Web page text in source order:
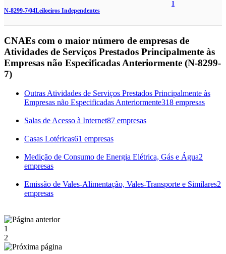
N-8299-7/04Leiloeiros Independentes
1
CNAEs com o maior número de empresas de
Atividades de Serviços Prestados Principalmente às
Empresas não Especificadas Anteriormente (N-8299-
7)
Outras Atividades de Serviços Prestados Principalmente às
Empresas não Especificadas Anteriormente318 empresas
Salas de Acesso à Internet87 empresas
Casas Lotéricas61 empresas
Medição de Consumo de Energia Elétrica, Gás e Água2
empresas
Emissão de Vales-Alimentação, Vales-Transporte e Similares2
empresas
1
2